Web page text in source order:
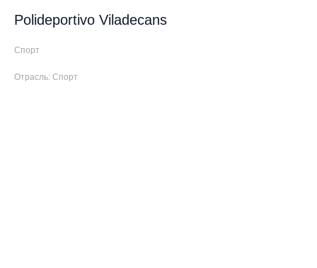
Polideportivo Viladecans
Спорт
Отрасль: Спорт